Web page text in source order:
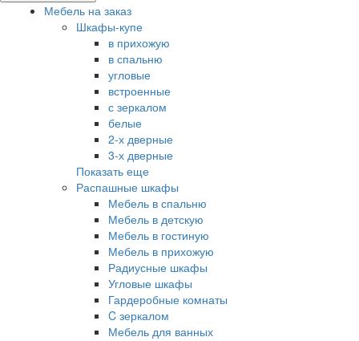
Мебель на заказ
Шкафы-купе
в прихожую
в спальню
угловые
встроенные
с зеркалом
белые
2-х дверные
3-х дверные
Показать еще
Распашные шкафы
Мебель в спальню
Мебель в детскую
Мебель в гостиную
Мебель в прихожую
Радиусные шкафы
Угловые шкафы
Гардеробные комнаты
C зеркалом
Мебель для ванных